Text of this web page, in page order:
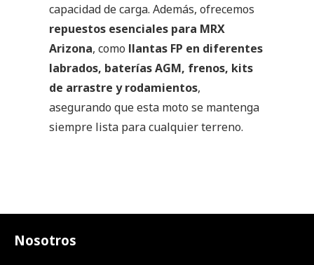
capacidad de carga. Además, ofrecemos
repuestos esenciales para MRX
Arizona, como llantas FP en diferentes
labrados, baterías AGM, frenos, kits
de arrastre y rodamientos,
asegurando que esta moto se mantenga
siempre lista para cualquier terreno.
Nosotros